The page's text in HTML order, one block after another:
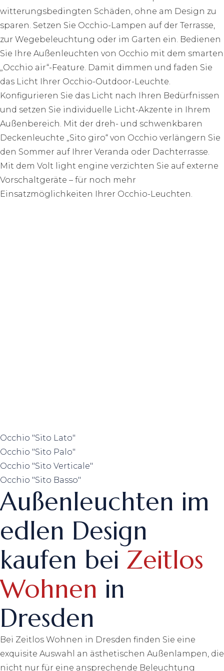
witterungsbedingten Schäden, ohne am Design zu
sparen. Setzen Sie Occhio-Lampen auf der Terrasse,
zur Wegebeleuchtung oder im Garten ein. Bedienen
Sie Ihre Außenleuchten von Occhio mit dem smarten
„Occhio air“-Feature. Damit dimmen und faden Sie
das Licht Ihrer Occhio-Outdoor-Leuchte.
Konfigurieren Sie das Licht nach Ihren Bedürfnissen
und setzen Sie individuelle Licht-Akzente in Ihrem
Außenbereich. Mit der dreh- und schwenkbaren
Deckenleuchte „Sito giro“ von Occhio verlängern Sie
den Sommer auf Ihrer Veranda oder Dachterrasse.
Mit dem Volt light engine verzichten Sie auf externe
Vorschaltgeräte – für noch mehr
Einsatzmöglichkeiten Ihrer Occhio-Leuchten.
Occhio "Sito Lato"
Occhio "Sito Palo"
Occhio "Sito Verticale"
Occhio "Sito Basso"
Außenleuchten im
edlen Design
kaufen bei Zeitlos
Wohnen in
Dresden
Bei Zeitlos Wohnen in Dresden finden Sie eine
exquisite Auswahl an ästhetischen Außenlampen, die
nicht nur für eine ansprechende Beleuchtung